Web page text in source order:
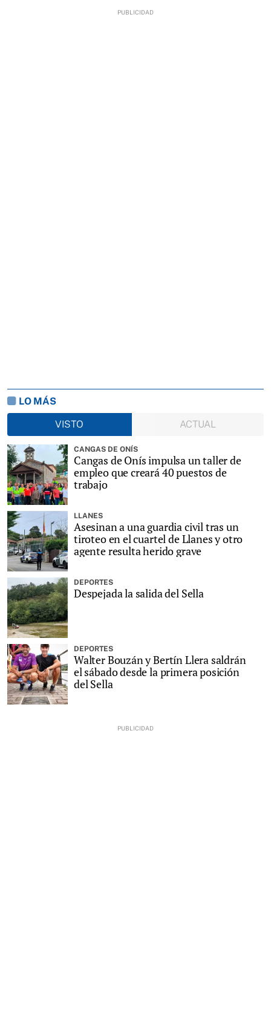
LO MÁS
VISTO
ACTUAL
CANGAS DE ONÍS
Cangas de Onís impulsa un taller de
empleo que creará 40 puestos de
trabajo
LLANES
Asesinan a una guardia civil tras un
tiroteo en el cuartel de Llanes y otro
agente resulta herido grave
DEPORTES
Despejada la salida del Sella
DEPORTES
Walter Bouzán y Bertín Llera saldrán
el sábado desde la primera posición
del Sella